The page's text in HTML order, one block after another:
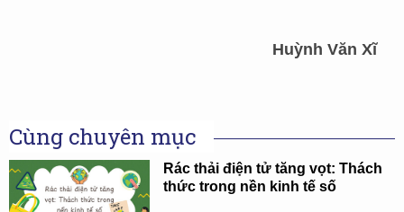
Huỳnh Văn Xĩ
Cùng chuyên mục
Rác thải điện tử tăng vọt: Thách
thức trong nền kinh tế số